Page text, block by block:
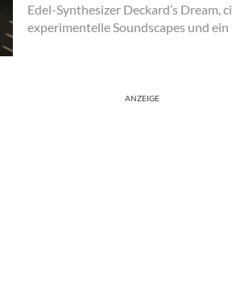
Edel-Synthesizer Deckard’s Dream,
experimentelle Soundscapes und ein
ANZEIGE